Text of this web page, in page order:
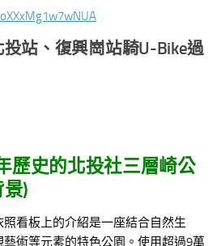
站、復興崗站騎U-Bike過
歷史的北投社三層崎公
)
照看板上的介紹是一座結合自然生
術等元素的特色公園。使用超過9萬